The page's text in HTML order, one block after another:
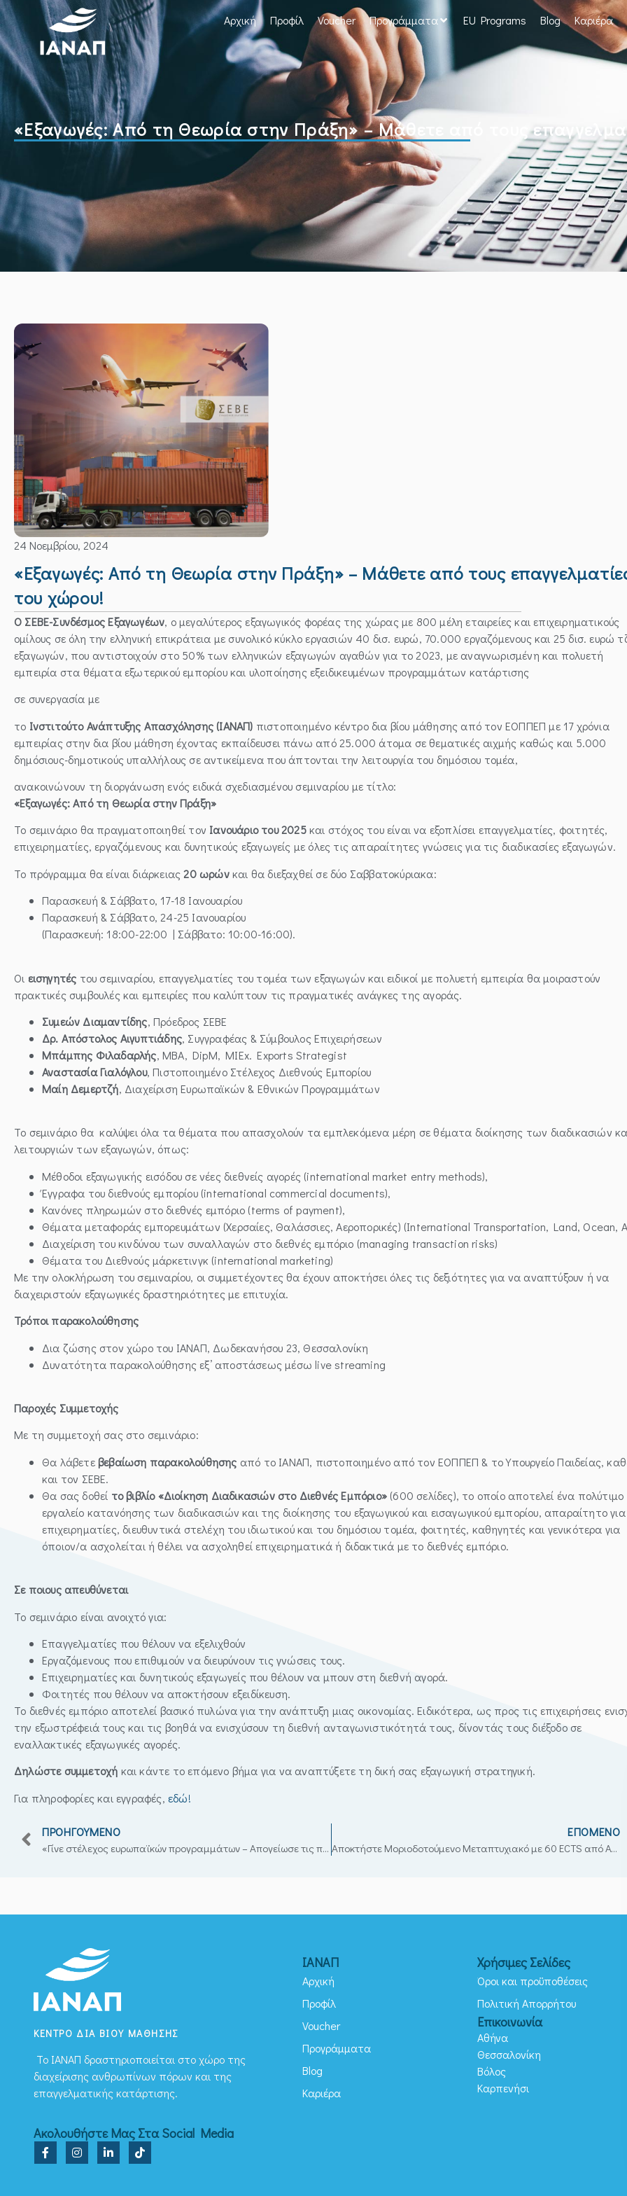
Αρχική Προφίλ Voucher Προγράμματα EU Programs Blog Καριέρα
«Εξαγωγές: Από τη Θεωρία στην Πράξη» – Μάθετε από τους
24 Νοεμβρίου, 2024
«Εξαγωγές: Από τη Θεωρία στην Πράξη» – Μάθετε από τους
του χώρου!
Ο ΣΕΒΕ-Συνδέσμος Εξαγωγέων, ο μεγαλύτερος εξαγωγικός φορέας της χώρας με 800 μέλη εταιρείες και επιχειρηματικούς
ομίλους σε όλη την ελληνική επικράτεια με συνολικό κύκλο εργασιών 40 δισ. ευρώ, 70.000 εργαζόμενους και 25 δισ. ευρώ
εξαγωγών, που αντιστοιχούν στο 50% των ελληνικών εξαγωγών αγαθών για το 2023, με αναγνωρισμένη και πολυετή
εμπειρία στα θέματα εξωτερικού εμπορίου και υλοποίησης εξειδικευμένων προγραμμάτων κατάρτισης
σε συνεργασία με
το Ινστιτούτο Ανάπτυξης Απασχόλησης (ΙΑΝΑΠ) πιστοποιημένο κέντρο δια βίου μάθησης από τον ΕΟΠΠΕΠ με 17 χρόνια
εμπειρίας στην δια βίου μάθηση έχοντας εκπαίδευσει πάνω από 25.000 άτομα σε θεματικές αιχμής καθώς και 5.000
δημόσιους-δημοτικούς υπαλλήλους σε αντικείμενα που άπτονται την λειτουργία του δημόσιου τομέα,
ανακοινώνουν τη διοργάνωση ενός ειδικά σχεδιασμένου σεμιναρίου με τίτλο:
«Εξαγωγές: Από τη Θεωρία στην Πράξη»
Το σεμινάριο θα πραγματοποιηθεί τον Ιανουάριο του 2025και στόχος του είναι να εξοπλίσει επαγγελματίες, φοιτητές,
επιχειρηματίες, εργαζόμενους και δυνητικούς εξαγωγείς με όλες τις απαραίτητες γνώσεις για τις διαδικασίες εξαγωγών.
Το πρόγραμμα θα είναι διάρκειας20 ωρώνκαι θα διεξαχθεί σε δύο Σαββατοκύριακα:
Παρασκευή & Σάββατο, 17-18 Ιανουαρίου
Παρασκευή & Σάββατο, 24-25 Ιανουαρίου
(Παρασκευή: 18:00-22:00 | Σάββατο: 10:00-16:00).
Οι εισηγητές του σεμιναρίου, επαγγελματίες του τομέα των εξαγωγών και ειδικοί με πολυετή εμπειρία θα μοιραστούν
πρακτικές συμβουλές και εμπειρίες που καλύπτουν τις πραγματικές ανάγκες της αγοράς.
Συμεών Διαμαντίδης, Πρόεδρος ΣΕΒΕ
Δρ. Απόστολος Αιγυπτιάδης, Συγγραφέας & Σύμβουλος Επιχειρήσεων
Μπάμπης Φιλαδαρλής, MBA, DipM, MIEx. Exports Strategist
Αναστασία Γιαλόγλου, Πιστοποιημένο Στέλεχος Διεθνούς Εμπορίου
Μαίη Δεμερτζή, Διαχείριση Ευρωπαϊκών & Εθνικών Προγραμμάτων
Το σεμινάριο θα καλύψει όλα τα θέματα που απασχολούν τα εμπλεκόμενα μέρη σε θέματα διοίκησης των διαδικασιών
λειτουργιών των εξαγωγών, όπως:
Μέθοδοι εξαγωγικής εισόδου σε νέες διεθνείς αγορές (international market entry methods),
Έγγραφα του διεθνούς εμπορίου (international commercial documents),
Κανόνες πληρωμών στο διεθνές εμπόριο (terms of payment),
Θέματα μεταφοράς εμπορευμάτων (Χερσαίες, Θαλάσσιες, Αεροπορικές) (International Transportation, Land, Ocean,
Διαχείριση του κινδύνου των συναλλαγών στο διεθνές εμπόριο (managing transaction risks)
Θέματα του Διεθνούς μάρκετινγκ (international marketing)
Με την ολοκλήρωση του σεμιναρίου, οι συμμετέχοντες θα έχουν αποκτήσει όλες τις δεξιότητες για να αναπτύξουν ή να
διαχειριστούν εξαγωγικές δραστηριότητες με επιτυχία.
Τρόποι παρακολούθησης
Δια ζώσης στον χώρο του ΙΑΝΑΠ, Δωδεκανήσου 23, Θεσσαλονίκη
Δυνατότητα παρακολούθησης εξ’ αποστάσεως μέσω live streaming
Παροχές Συμμετοχής
Με τη συμμετοχή σας στο σεμινάριο:
Θα λάβετεβεβαίωση παρακολούθησης από το ΙΑΝΑΠ, πιστοποιημένο από τον ΕΟΠΠΕΠ & το Υπουργείο Παιδείας,
και τον ΣΕΒΕ.
Θα σας δοθεί το βιβλίο «Διοίκηση Διαδικασιών στο Διεθνές Εμπόριο» (600 σελίδες), το οποίο αποτελεί ένα πολύτιμο
εργαλείο κατανόησης των διαδικασιών και της διοίκησης του εξαγωγικού και εισαγωγικού εμπορίου, απαραίτητο για
επιχειρηματίες, διευθυντικά στελέχη του ιδιωτικού και του δημόσιου τομέα, φοιτητές, καθηγητές και γενικότερα για
όποιον/α ασχολείται ή θέλει να ασχοληθεί επιχειρηματικά ή διδακτικά με το διεθνές εμπόριο.
Σε ποιους απευθύνεται
Το σεμινάριο είναι ανοιχτό για:
Επαγγελματίες που θέλουν να εξελιχθούν
Εργαζόμενους που επιθυμούν να διευρύνουν τις γνώσεις τους.
Επιχειρηματίες και δυνητικούς εξαγωγείς που θέλουν να μπουν στη διεθνή αγορά.
Φοιτητές που θέλουν να αποκτήσουν εξειδίκευση.
Το διεθνές εμπόριο αποτελεί βασικό πυλώνα για την ανάπτυξη μιας οικονομίας. Ειδικότερα, ως προς τις επιχειρήσεις
την εξωστρέφειά τους και τις βοηθά να ενισχύσουν τη διεθνή ανταγωνιστικότητά τους, δίνοντάς τους διέξοδο σε
εναλλακτικές εξαγωγικές αγορές.
Δηλώστε συμμετοχή και κάντε το επόμενο βήμα για να αναπτύξετε τη δική σας εξαγωγική στρατηγική.
Για πληροφορίες και εγγραφές, εδώ!
ΠΡΟΗΓΟΎΜΕΝΟ
«Γίνε στέλεχος ευρωπαϊκών προγραμμάτων – Απογείωσε τις προοπτικές σου»
ΕΠΌΜΕΝΟ
Αποκτήστε Μοριοδοτούμενο Μεταπτυχιακό με 60 ECTS από Αναγνωρισμένα Ιταλικά Πανεπιστήμια!
ΚΕΝΤΡΟ ΔΙΑ ΒΙΟΥ ΜΑΘΗΣΗΣ
To ΙΑΝΑΠ δραστηριοποιείται στο χώρο της
διαχείρισης ανθρωπίνων πόρων και της
επαγγελματικής κατάρτισης.
Ακολουθήστε Μας Στα Social Media
ΙΑΝΑΠ
Αρχική
Προφίλ
Voucher
Προγράμματα
Blog
Καριέρα
Χρήσιμες Σελίδες
Όροι και προϋποθέσεις
Πολιτική Απορρήτου
Επικοινωνία
Αθήνα
Θεσσαλονίκη
Βόλος
Καρπενήσι